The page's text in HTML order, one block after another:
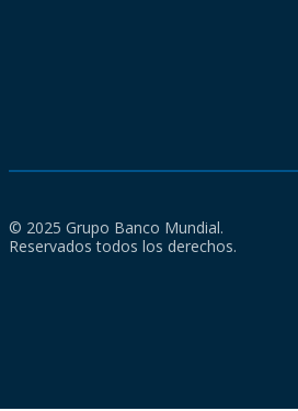
© 2025 Grupo Banco Mundial.
Reservados todos los derechos.